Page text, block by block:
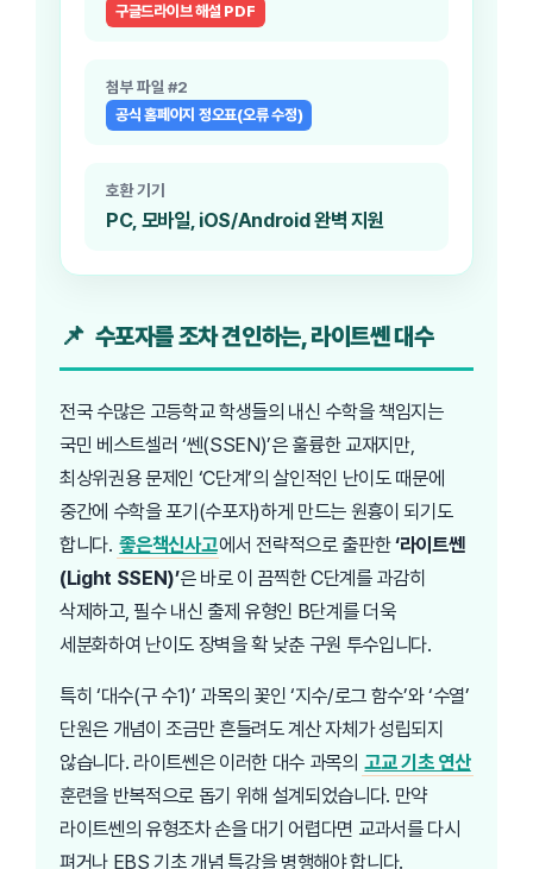
구글드라이브 해설 PDF
첨부 파일 #2
공식 홈페이지 정오표(오류 수정)
호환 기기
PC, 모바일, iOS/Android 완벽 지원
수포자를 조차 견인하는, 라이트쎈 대수
전국 수많은 고등학교 학생들의 내신 수학을 책임지는
국민 베스트셀러 ‘쎈(SSEN)’은 훌륭한 교재지만,
최상위권용 문제인 ‘C단계’의 살인적인 난이도 때문에
중간에 수학을 포기(수포자)하게 만드는 원흉이 되기도
합니다. 좋은책신사고에서 전략적으로 출판한‘라이트쎈
(Light SSEN)’은 바로 이 끔찍한 C단계를 과감히
삭제하고, 필수 내신 출제 유형인 B단계를 더욱
세분화하여 난이도 장벽을 확 낮춘 구원 투수입니다.
특히 ‘대수(구 수1)’ 과목의 꽃인 ‘지수/로그 함수’와 ‘수열’
단원은 개념이 조금만 흔들려도 계산 자체가 성립되지
않습니다. 라이트쎈은 이러한 대수 과목의 고교 기초 연산
훈련을 반복적으로 돕기 위해 설계되었습니다. 만약
라이트쎈의 유형조차 손을 대기 어렵다면 교과서를 다시
펴거나 EBS 기초 개념 특강을 병행해야 합니다.